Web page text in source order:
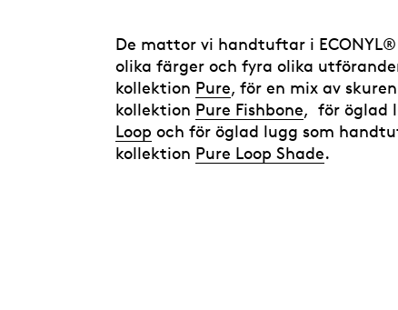
De mattor vi handtuftar i
olika färger och fyra olika
kollektion Pure, för en mix av
kollektion Pure Fishbone, för öglad
Loop och för öglad lugg som
kollektion Pure Loop Shade.